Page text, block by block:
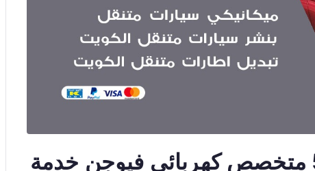
اخصائي فيوجن 50805535 متخصص كهربائي فيوجن خدمة